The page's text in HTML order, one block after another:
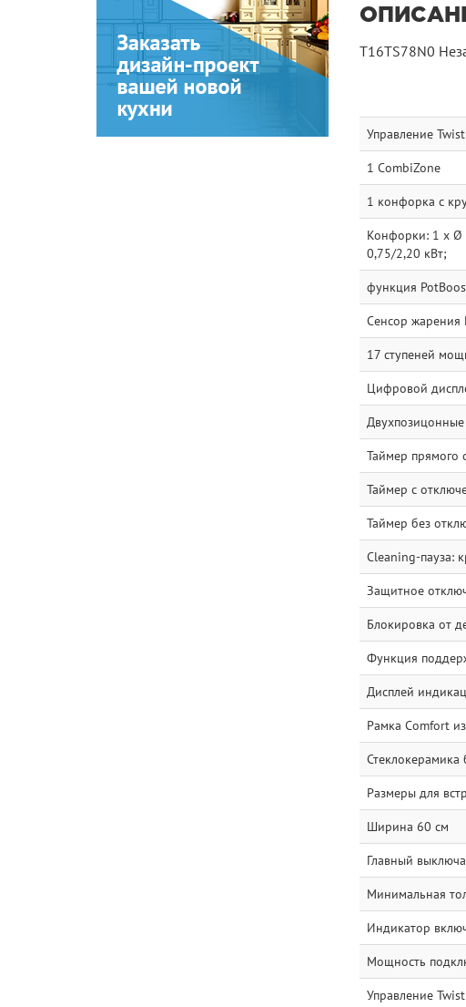
T16TS78N0
Управление
1 CombiZone
1 конфорка с
Конфорки: 1 x
0,75/2,20 кВт;
функция
Сенсор жарения
17 ступеней
Цифровой
Двухпозицонные
Таймер прямого
Таймер с
Таймер без
Cleaning-пауза:
Защитное
Блокировка от
Функция
Дисплей
Рамка Comfort
Стеклокерамика
Размеры для
Ширина 60 см
Главный
Минимальная
Индикатор
Мощность
Управление